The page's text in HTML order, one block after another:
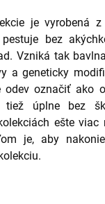
je vyrobená z
bez
Vzniká tak
a geneticky
odev označiť ako
tiež úplne bez
ešte viac
je, aby